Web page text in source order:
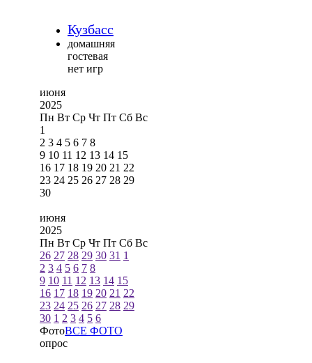
Кузбасс
домашняя
гостевая
нет игр
июня
2025
Пн Вт Ср Чт Пт Сб Вс
1
2 3 4 5 6 7 8
9 10 11 12 13 14 15
16 17 18 19 20 21 22
23 24 25 26 27 28 29
30
июня
2025
Пн Вт Ср Чт Пт Сб Вс
26 27 28 29 30 31 1
2 3 4 5 6 7 8
9 10 11 12 13 14 15
16 17 18 19 20 21 22
23 24 25 26 27 28 29
30 1 2 3 4 5 6
ФотоВСЕ ФОТО
опрос